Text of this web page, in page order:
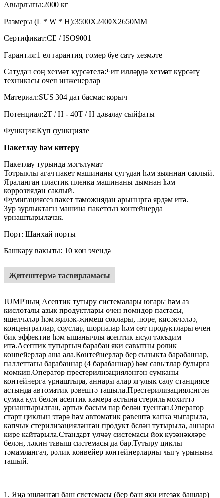
Авырлыгы:2000 кг
Размеры (L * W * H):3500X2400X2650MM
Сертификат:CE / ISO9001
Гарантия:1 ел гарантия, гомер буе сату хезмәте
Сатудан соң хезмәт күрсәтелә:Чит илләрдә хезмәт күрсәтү
техникасы өчен инженерлар
Материал:SUS 304 дат басмас корыч
Потенциал:2T / H - 40T / H дәвалау сыйфаты
Функция:Күп функцияле
Пакетлау һәм китерү
Пакетлау турында мәгълүмат
Тотрыклы агач пакет машинаны сугудан һәм зыяннан саклый.
Яраланган пластик пленка машинаны дымнан һәм
коррозиядән саклый.
Фумигациясез пакет таможнядан арынырга ярдәм итә.
Зур зурлыктагы машина пакетсыз контейнерда
урнаштырылачак.
Порт: Шанхай порты
Башкару вакыты: 10 көн эчендә
Җитештермә тасвирламасы
JUMP'ның Асептик тутыру системалары югары һәм аз
кислоталы азык продуктлары өчен помидор пастасы,
яшелчәләр һәм җиләк-җимеш соклары, пюре, кисәкчәләр,
концентратлар, соуслар, шорпалар һәм сөт продуктлары өчен
бик эффектив һәм ышанычлы асептик ысул тәкъдим
итә.Асептик тутыргыч барабан яки савытны ролик
конвейерлар аша ала.Контейнерлар бер сызыкта барабаннар,
паллеттагы барабаннар (4 барабаннар) һәм савытлар булырга
мөмкин.Оператор престерилизацияләнгән сумканы
контейнерга урнаштыра, аннары алар ягулык салу станциясе
астында автоматик рәвештә ташыла.Престерилизацияләнгән
сумка кул белән асептик камера астына стериль мохиттә
урнаштырылган, артык басым пар белән туенган.Оператор
старт циклын этәрә һәм автоматик рәвештә капка чыгарыла,
капчык стерилизацияләнгән продукт белән тутырыла, аннары
кире кайтарыла.Стандарт үлчәү системасы йөк күзәнәкләре
белән, ләкин тавыш системасы да бар.Тутыру циклы
тәмамлангач, ролик конвейер контейнерларны чыгу урынына
ташый.
1. Яңа эшләнгән баш системасы (бер баш яки игезәк башлар)